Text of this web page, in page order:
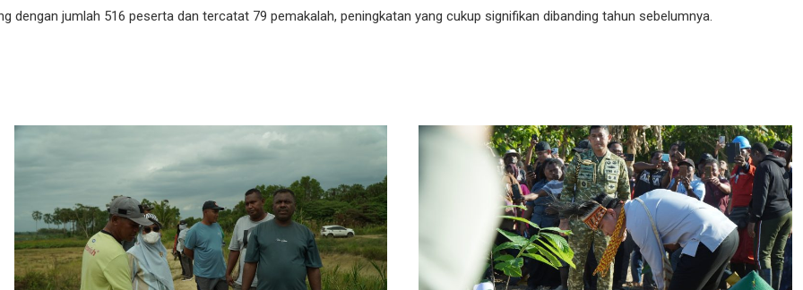
jumlah 516 peserta dan tercatat 79 pemakalah, peningkatan yang cukup signifikan dibanding tahun sebelumnya.